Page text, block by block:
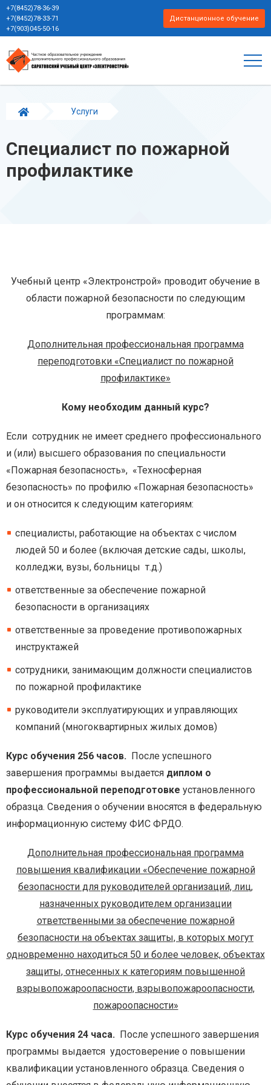
+7(8452)78-36-39
+7(8452)78-33-71
+7(903)045-50-16
Дистанционное обучение
Услуги
Специалист по пожарной
профилактике
Учебный центр «Электронстрой» проводит обучение в
области пожарной безопасности по следующим
программам:
Дополнительная профессиональная программа
переподготовки «Специалист по пожарной
профилактике»
Кому необходим данный курс?
Если сотрудник не имеет среднего профессионального
и (или) высшего образования по специальности
«Пожарная безопасность», «Техносферная
безопасность» по профилю «Пожарная безопасность»
и он относится к следующим категориям:
специалисты, работающие на объектах с числом
людей 50 и более (включая детские сады, школы,
колледжи, вузы, больницы т.д.)
ответственные за обеспечение пожарной
безопасности в организациях
ответственные за проведение противопожарных
инструктажей
сотрудники, занимающим должности специалистов
по пожарной профилактике
руководители эксплуатирующих и управляющих
компаний (многоквартирных жилых домов)
Курс обучения 256 часов. После успешного
завершения программы выдается диплом о
профессиональной переподготовке установленного
образца. Сведения о обучении вносятся в федеральную
информационную систему ФИС ФРДО.
Дополнительная профессиональная программа
повышения квалификации «Обеспечение пожарной
безопасности для руководителей организаций, лиц,
назначенных руководителем организации
ответственными за обеспечение пожарной
безопасности на объектах защиты, в которых могут
одновременно находиться 50 и более человек, объектах
защиты, отнесенных к категориям повышенной
взрывопожароопасности, взрывопожароопасности,
пожароопасности»
Курс обучения 24 часа. После успешного завершения
программы выдается удостоверение о повышении
квалификации установленного образца. Сведения о